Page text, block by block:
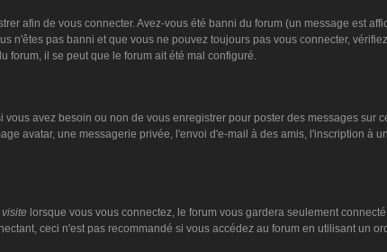
afin de vous connecter. Avez-vous été banni du forum (un message est
n'êtes pas banni et que vous ne pouvez toujours pas vous connecter,
forum, il se peut que le forum ait été mal configuré.
avez besoin ou non de vous enregistrer pour poster des messages sur
avatar, une messagerie privée, l'envoi d'e-mail à des amis, l'inscription à
lorsque vous vous connectez, le forum vous gardera seulement
ceci n'est pas recommandé si vous accédez au forum en utilisant un